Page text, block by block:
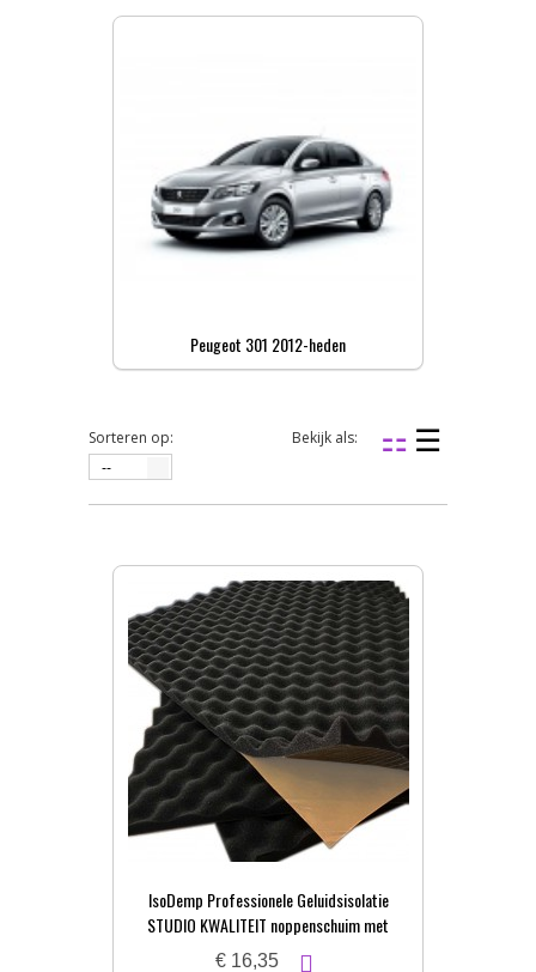
Peugeot 301 2012-heden
Sorteren op:
--
Bekijk als:
IsoDemp Professionele Geluidsisolatie
STUDIO KWALITEIT noppenschuim met
zelfkl. laag | 3x50x100cm
€ 16,35